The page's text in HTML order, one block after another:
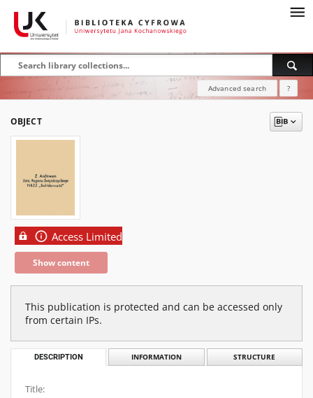
Advanced search ?
OBJECT
Access Limited
Show content
This publication is protected and can be accessed only
from certain IPs.
DESCRIPTION INFORMATION STRUCTURE
Title: